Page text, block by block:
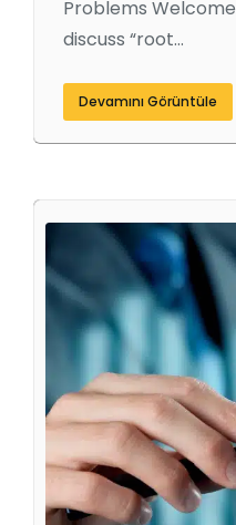
Problems
discuss “root…
Devamını Görüntüle